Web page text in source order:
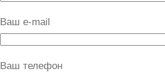
Ваш e-mail
Ваш телефон